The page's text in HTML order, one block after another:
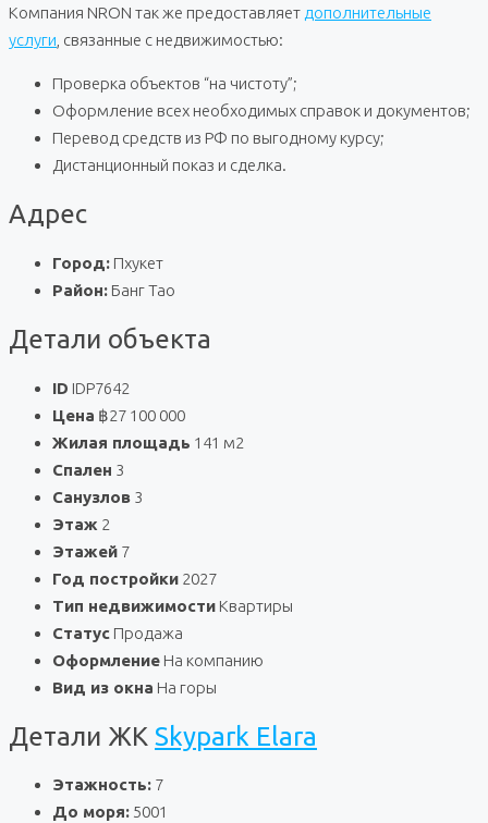
Компания NRON так же предоставляет дополнительные
услуги , связанные с недвижимостью:
Проверка объектов “на чистоту”;
Оформление всех необходимых справок и документов;
Перевод средств из РФ по выгодному курсу;
Дистанционный показ и сделка.
Адрес
Город: Пхукет
Район: Банг Тао
Детали объекта
ID IDP7642
Цена ฿27 100 000
Жилая площадь 141 м2
Спален 3
Санузлов 3
Этаж 2
Этажей 7
Год постройки 2027
Тип недвижимости Квартиры
Статус Продажа
Оформление На компанию
Вид из окна На горы
Детали ЖК Skypark Elara
Этажность: 7
До моря: 5001